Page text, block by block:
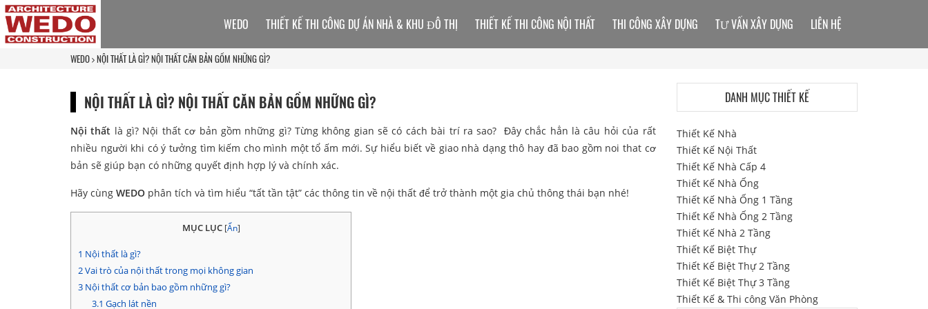
WEDO NỘI THẤT LÀ GÌ? NỘI THẤT CĂN BẢN GỒM NHỮNG GÌ?
NỘI THẤT LÀ GÌ? NỘI THẤT CĂN BẢN GỒM NHỮNG GÌ?
Nội thất là gì? Nội thất cơ bản gồm những gì? Từng không gian sẽ có cách bài trí ra sao? Đây chắc hẳn là câu hỏi của rất
nhiều người khi có ý tưởng tìm kiếm cho mình một tổ ấm mới. Sự hiểu biết về giao nhà dạng thô hay đã bao gồm noi that cơ
bản sẽ giúp bạn có những quyết định hợp lý và chính xác.
Hãy cùng WEDO phân tích và tìm hiểu “tất tần tật” các thông tin về nội thất để trở thành một gia chủ thông thái bạn nhé!
MỤC LỤC [Ẩn]
1 Nội thất là gì?
2Vai trò của nội thất trong mọi không gian
3 Nội thất cơ bản bao gồm những gì?
3.1 Gạch lát nền
WEDO THIẾT KẾ THI CÔNG DỰ ÁN NHÀ & KHU ĐÔ THỊ THIẾT KẾ THI CÔNG NỘI THẤT THI CÔNG XÂY DỰNG TƯ VẤN XÂY DỰNG LIÊN HỆ
DANH MỤC THIẾT KẾ
Thiết Kế Nhà
Thiết Kế Nội Thất
Thiết Kế Nhà Cấp 4
Thiết Kế Nhà Ống
Thiết Kế Nhà Ống 1 Tầng
Thiết Kế Nhà Ống 2 Tầng
Thiết Kế Nhà 2 Tầng
Thiết Kế Biệt Thự
Thiết Kế Biệt Thự 2 Tầng
Thiết Kế Biệt Thự 3 Tầng
Thiết Kế & Thi công Văn Phòng